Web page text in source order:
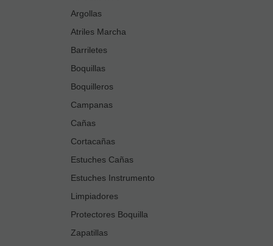
Argollas
Atriles Marcha
Barriletes
Boquillas
Boquilleros
Campanas
Cañas
Cortacañas
Estuches Cañas
Estuches Instrumento
Limpiadores
Protectores Boquilla
Zapatillas